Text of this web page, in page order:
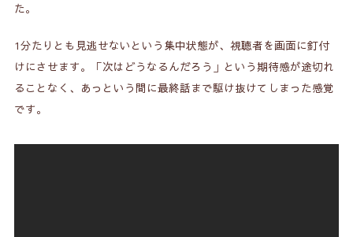
た。
1分たりとも見逃せないという集中状態が、視聴者を画面に釘付
けにさせます。「次はどうなるんだろう」という期待感が途切れ
ることなく、あっという間に最終話まで駆け抜けてしまった感覚
です。